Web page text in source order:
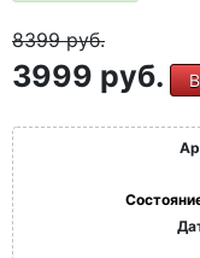
8399руб.
3999 руб.